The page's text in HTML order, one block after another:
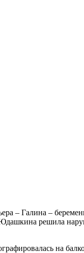
– Галина –
решила
на